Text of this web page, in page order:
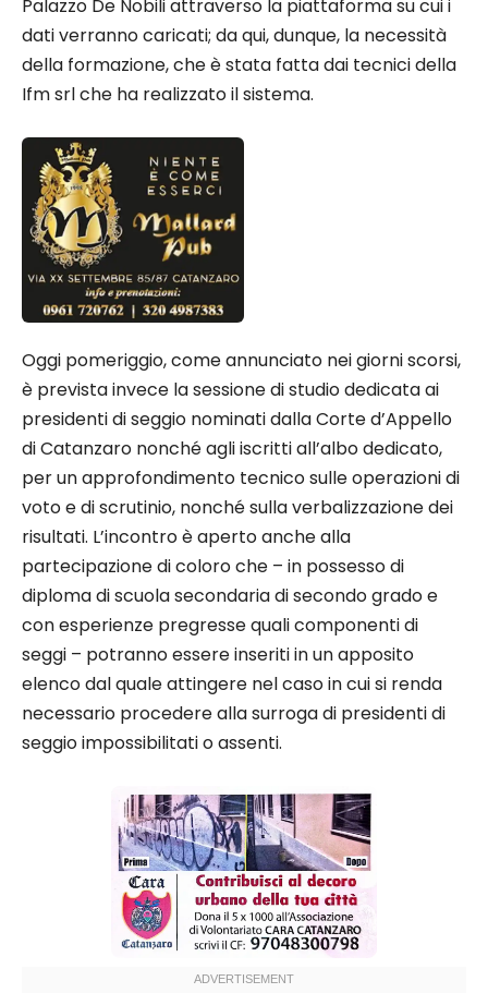
Palazzo De Nobili attraverso la piattaforma su cui i
dati verranno caricati; da qui, dunque, la necessità
della formazione, che è stata fatta dai tecnici della
Ifm srl che ha realizzato il sistema.
Oggi pomeriggio, come annunciato nei giorni scorsi,
è prevista invece la sessione di studio dedicata ai
presidenti di seggio nominati dalla Corte d’Appello
di Catanzaro nonché agli iscritti all’albo dedicato,
per un approfondimento tecnico sulle operazioni di
voto e di scrutinio, nonché sulla verbalizzazione dei
risultati. L’incontro è aperto anche alla
partecipazione di coloro che – in possesso di
diploma di scuola secondaria di secondo grado e
con esperienze pregresse quali componenti di
seggi – potranno essere inseriti in un apposito
elenco dal quale attingere nel caso in cui si renda
necessario procedere alla surroga di presidenti di
seggio impossibilitati o assenti.